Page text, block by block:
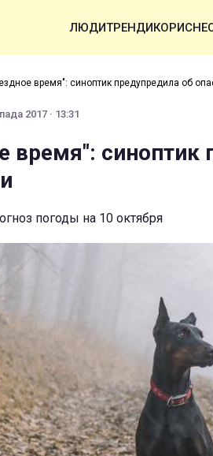
ЛЮДИТРЕНДИКОРИСНЕ
время": синоптик предупредила об
2017 · 13:31
время": синоптик
погоды на 10 октября